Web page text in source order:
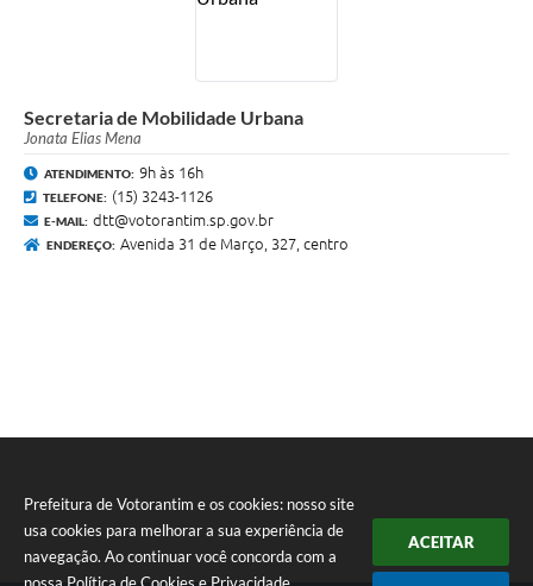
Prefeitura de Votorantim e os cookies: nosso site
usa cookies para melhorar a sua experiência de
navegação. Ao continuar você concorda com a
ACEITAR
Secretaria de Mobilidade Urbana
Jonata Elias Mena
ATENDIMENTO: 9h às 16h
TELEFONE: (15) 3243-1126
E-MAIL: dtt@votorantim.sp.gov.br
ENDEREÇO: Avenida 31 de Março, 327, centro